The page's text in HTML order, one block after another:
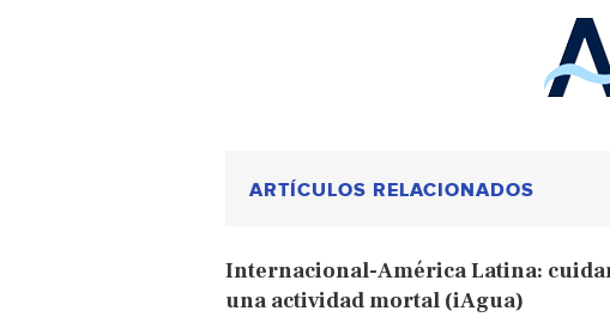
ARTÍCULOS RELACIONADOS
Internacional-América Latina:
una actividad mortal (iAgua)